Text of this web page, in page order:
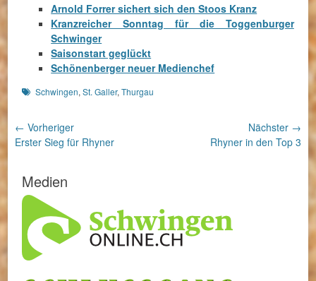
Arnold Forrer sichert sich den Stoos Kranz
Kranzreicher Sonntag für die Toggenburger
Schwinger
Saisonstart geglückt
Schönenberger neuer Medienchef
Schlagworte
Schwingen,St. Galler,Thurgau
Beitragsnavigation
← Vorheriger
Vorheriger
Erster Sieg für Rhyner
Nächster →
Rhyner in den Top 3
Medien